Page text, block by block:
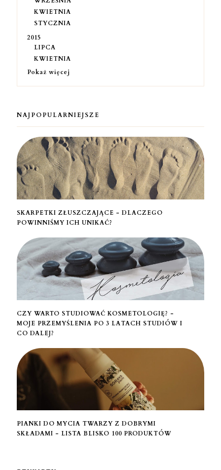
KWIETNIA
STYCZNIA
2015
LIPCA
KWIETNIA
Pokaż więcej
NAJPOPULARNIEJSZE
SKARPETKI ZŁUSZCZAJĄCE - DLACZEGO
POWINNIŚMY ICH UNIKAĆ?
CZY WARTO STUDIOWAĆ KOSMETOLOGIĘ? -
MOJE PRZEMYŚLENIA PO 3 LATACH STUDIÓW I
CO DALEJ?
PIANKI DO MYCIA TWARZY Z DOBRYMI
SKŁADAMI - LISTA BLISKO 100 PRODUKTÓW